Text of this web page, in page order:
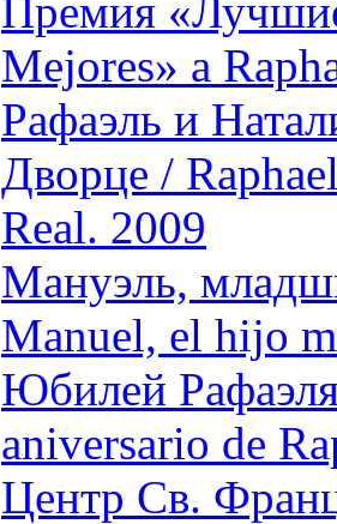
Премия
Mejores» a
Рафаэль и
Дворце /
Real. 2009
Мануэль,
Manuel, el hijo
Юбилей
aniversario de
Центр Св.